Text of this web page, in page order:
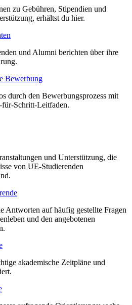
zu Gebühren, Stipendien und
erhältst du hier.
und Alumni berichten über ihre
Bewerbung
durch den Bewerbungsprozess mit
für-Schritt-Leitfaden.
und Unterstützung, die
von UE-Studierenden
Antworten auf häufig gestellte Fragen
und den angebotenen
akademische Zeitpläne und